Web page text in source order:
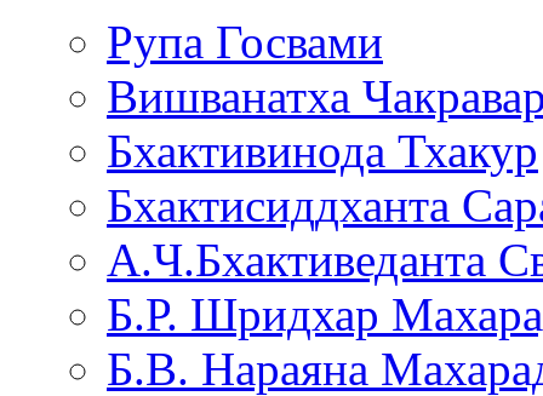
Рупа Госвами
Вишванатха
Бхактивинода Тхакур
Бхактисиддханта
А.Ч.Бхактиведанта
Б.Р. Шридхар
Б.В. Нараяна